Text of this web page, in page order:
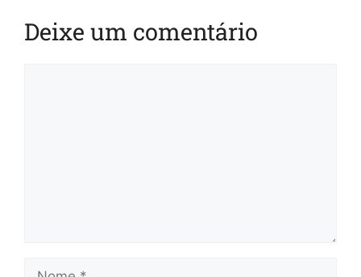
Deixe um comentário